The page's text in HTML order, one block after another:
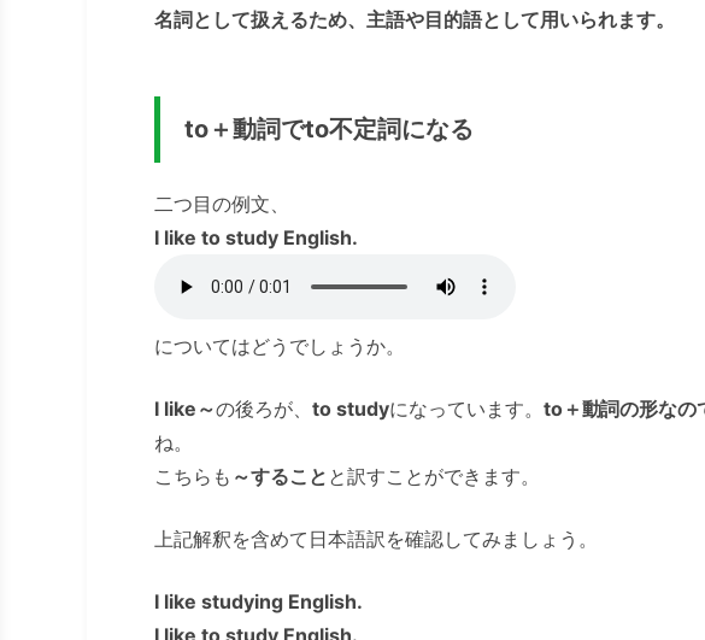
名詞として扱えるため、主語や目的語として用いられます。
to＋動詞でto不定詞になる
二つ目の例文、
I like to study English.
についてはどうでしょうか。
I like～の後ろが、 to studyになっています。 to＋動詞の形なの
ね。
こちらも ～すること と訳すことができます。
上記解釈を含めて日本語訳を確認してみましょう。
I like studying English.